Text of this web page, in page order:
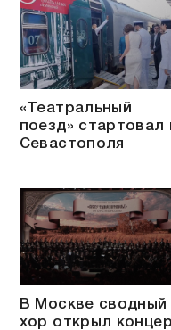
«Театральный
поезд» стартовал
Севастополя
В Москве сводный
хор открыл